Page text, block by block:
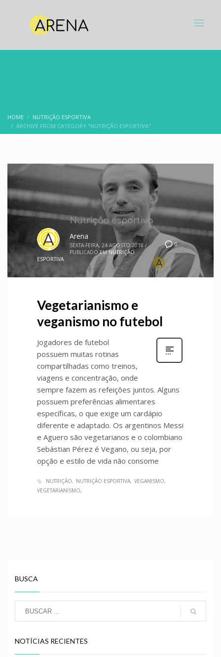
HOME
NUTRIÇÃO ESPORTIVA
ARCHIVE FROM CATEGORY "NUTRIÇÃO ESPORTIVA"
0
Arena
SEXTA-FEIRA, 24 AGOSTO 2018 /
PUBLICADO EM NUTRIÇÃO
ESPORTIVA
Vegetarianismo e
veganismo no futebol
Jogadores de futebol
possuem muitas rotinas
compartilhadas como treinos,
viagens e concentração, onde
sempre fazem as refeições juntos. Alguns
possuem preferências alimentares
específicas, o que exige um cardápio
diferente e adaptado. Os argentinos Messi
e Aguero são vegetarianos e o colombiano
Sebástian Pérez é Vegano, ou seja, por
opção e estilo de vida não consome
NUTRIÇÃO NUTRIÇÃO ESPORTIVA VEGANISMO
VEGETARIANISMO
BUSCA
NOTÍCIAS RECIENTES